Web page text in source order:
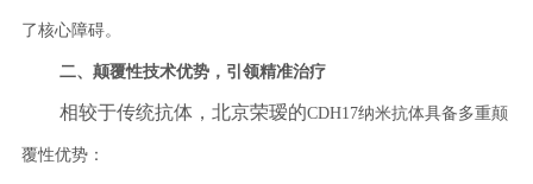
了核心障碍。
二、颠覆性技术优势，引领精准治疗
相较于传统抗体，北京荣瑷的CDH17纳米抗体具备多重颠
覆性优势：